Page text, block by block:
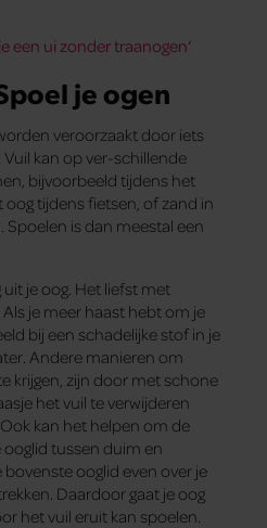
een ui zonder traanogen‘
je ogen
veroorzaakt door iets
kan op ver-schillende
bijvoorbeeld tijdens het
oog tijdens fietsen, of zand in
Spoelen is dan meestal een
je oog. Het liefst met
je meer haast hebt om je
bij een schadelijke stof in je
Andere manieren om
krijgen, zijn door met schone
het vuil te verwijderen
kan het helpen om de
tussen duim en
ooglid even over je
Daardoor gaat je oog
het vuil eruit kan spoelen.